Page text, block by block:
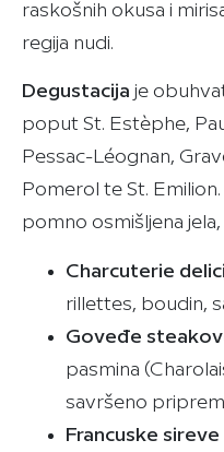
raskošnih okusa i
regija nudi.
Degustacija je
poput St. Estèphe,
Pessac-Léognan,
Pomerol te St.
pomno osmišljena jela,
Charcuterie
rillettes, boudin,
Goveđe
pasmina
savršeno
Francuske sireve